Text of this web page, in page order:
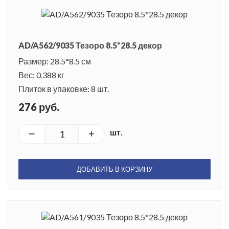
AD/A562/9035 Тезоро 8.5*28.5 декор
Размер: 28.5*8.5 см
Вес: 0.388 кг
Плиток в упаковке: 8 шт.
276 руб.
шт.
ДОБАВИТЬ В КОРЗИНУ